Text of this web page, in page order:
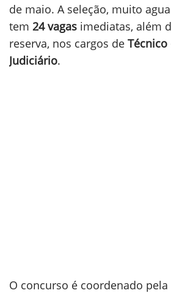
de maio. A seleção, muito
tem 24 vagas imediatas, além
reserva, nos cargos de Técnico
Judiciário.
O concurso é coordenado pela